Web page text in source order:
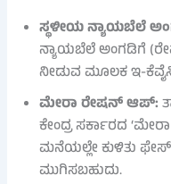
ಸ್ಥಳೀಯ ನ್ಯಾಯಬೆಲೆ
ನ್ಯಾಯಬೆಲೆ ಅಂಗಡಿಗೆ
ನೀಡುವ ಮೂಲಕ ಇ-
ಮೇರಾ ರೇಷನ್ ಆಪ್:
ಕೇಂದ್ರ ಸರ್ಕಾರದ
ಮನೆಯಲ್ಲೇ ಕುಳಿತು
ಮುಗಿಸಬಹುದು.